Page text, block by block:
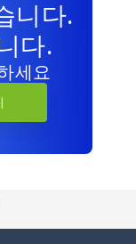
니다.
다.
세요